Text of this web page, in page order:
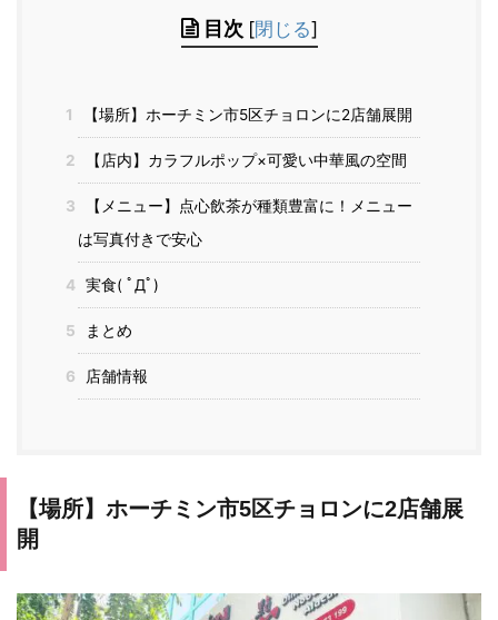
目次 [閉じる]
1 【場所】ホーチミン市5区チョロンに2店舗展開
2 【店内】カラフルポップ×可愛い中華風の空間
3
【メニュー】点心飲茶が種類豊富に！メニュー
は写真付きで安心
4 実食( ﾟДﾟ)
5 まとめ
6 店舗情報
【場所】ホーチミン市5区チョロンに2店舗展
開